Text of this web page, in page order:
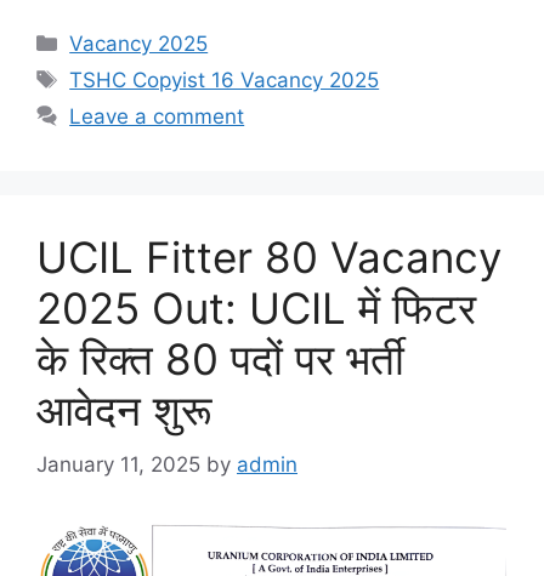
Categories
Vacancy 2025
Tags
TSHC Copyist 16 Vacancy 2025
Leave a comment
UCIL Fitter 80 Vacancy
2025 Out: UCIL में फिटर
के रिक्त 80 पदों पर भर्ती
आवेदन शुरू
January 11, 2025 by admin